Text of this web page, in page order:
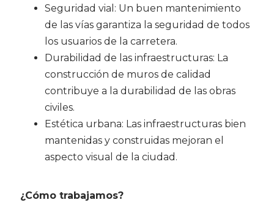
Seguridad vial: Un buen mantenimiento
de las vías garantiza la seguridad de todos
los usuarios de la carretera.
Durabilidad de las infraestructuras: La
construcción de muros de calidad
contribuye a la durabilidad de las obras
civiles.
Estética urbana: Las infraestructuras bien
mantenidas y construidas mejoran el
aspecto visual de la ciudad.
¿Cómo trabajamos?